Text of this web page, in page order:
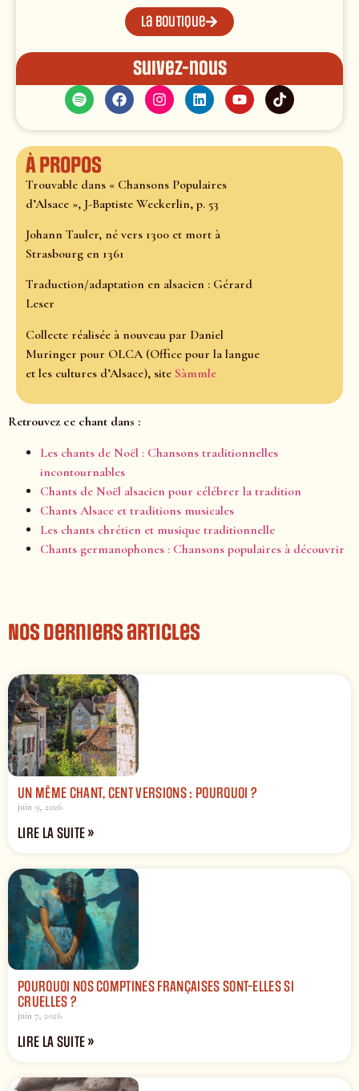
La boutique
Suivez-nous
À propos
Trouvable dans « Chansons Populaires
d’Alsace », J-Baptiste Weckerlin, p. 53
Johann Tauler, né vers 1300 et mort à
Strasbourg en 1361
Traduction/adaptation en alsacien : Gérard
Leser
Collecte réalisée à nouveau par Daniel
Muringer pour OLCA (Office pour la langue
et les cultures d’Alsace), site Sàmmle
Retrouvez ce chant dans :
Les chants de Noël : Chansons traditionnelles
incontournables
Chants de Noël alsacien pour célébrer la tradition
Chants Alsace et traditions musicales
Les chants chrétien et musique traditionnelle
Chants germanophones : Chansons populaires à découvrir
Nos derniers articles
UN MÊME CHANT, CENT VERSIONS : POURQUOI ?
juin 9, 2026
LIRE LA SUITE »
POURQUOI NOS COMPTINES FRANÇAISES SONT-ELLES SI
CRUELLES ?
juin 7, 2026
LIRE LA SUITE »